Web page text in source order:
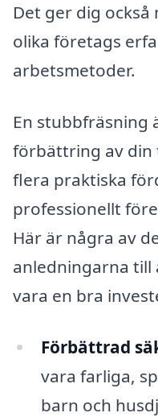
Det ger dig
olika företags
arbetsmetoder.
En stubbfräsning
förbättring av
flera praktiska
professionellt
Här är några av
anledningarna
vara en bra
Förbättrad
vara farliga,
barn och